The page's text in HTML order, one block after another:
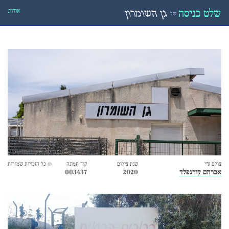
שלט כניסה של גן השומרון אודות
צולם ע״י
אברהם קורנפלד
שנת צילום
2020
קוד תמונה
003437
© כל הזכויות שמורות